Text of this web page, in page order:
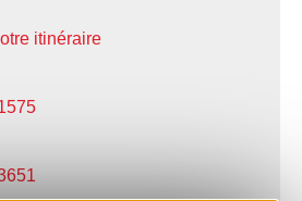
itinéraire